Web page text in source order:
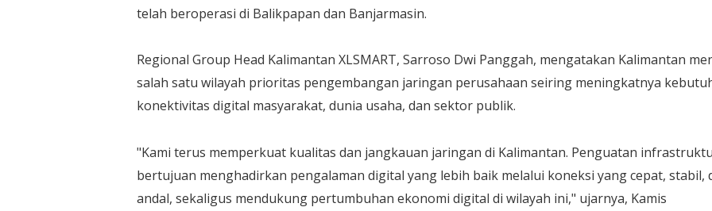
telah beroperasi di Balikpapan dan Banjarmasin.
Regional Group Head Kalimantan XLSMART, Sarroso Dwi Panggah, mengatakan Kalimantan
salah satu wilayah prioritas pengembangan jaringan perusahaan seiring meningkatnya
konektivitas digital masyarakat, dunia usaha, dan sektor publik.
"Kami terus memperkuat kualitas dan jangkauan jaringan di Kalimantan. Penguatan
bertujuan menghadirkan pengalaman digital yang lebih baik melalui koneksi yang cepat, stabil,
andal, sekaligus mendukung pertumbuhan ekonomi digital di wilayah ini," ujarnya, Kamis